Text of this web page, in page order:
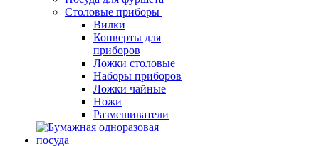
Столовые приборы
Вилки
Конверты для
приборов
Ложки столовые
Наборы приборов
Ложки чайные
Ножи
Размешиватели